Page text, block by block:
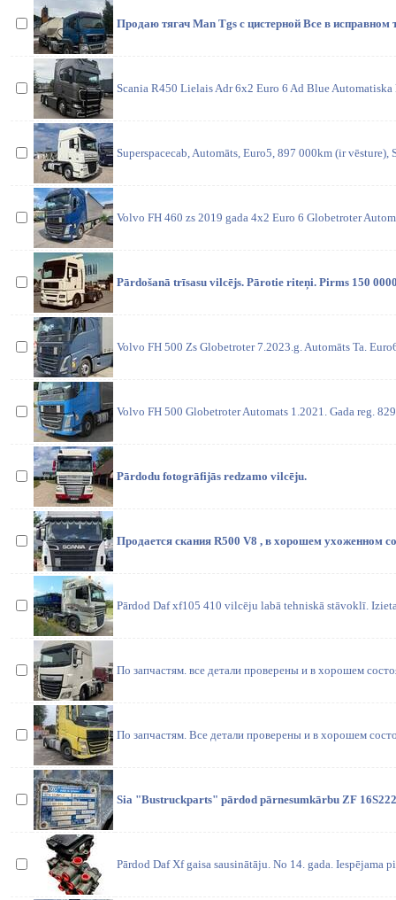
Продаю тягач Man Tgs с цистерной Все в исправном
Scania R450 Lielais Adr 6x2 Euro 6 Ad Blue Automatiska
Superspacecab, Automāts, Euro5, 897 000km (ir
Volvo FH 460 zs 2019 gada 4x2 Euro 6 Globetroter
Pārdošanā trīsasu vilcējs. Pārotie riteņi. Pirms 150
Volvo FH 500 Zs Globetroter 7.2023.g. Automāts Ta.
Volvo FH 500 Globetroter Automats 1.2021. Gada reg.
Pārdodu fotogrāfijās redzamo vilcēju.
Продается скания R500 V8 , в хорошем ухоженном
Pārdod Daf xf105 410 vilcēju labā tehniskā stāvoklī.
По запчастям. все детали проверены и в хорошем
По запчастям. Все детали проверены и в хорошем
Sia "Bustruckparts" pārdod pārnesumkārbu ZF
Pārdod Daf Xf gaisa sausinātāju. No 14. gada. Iespējama